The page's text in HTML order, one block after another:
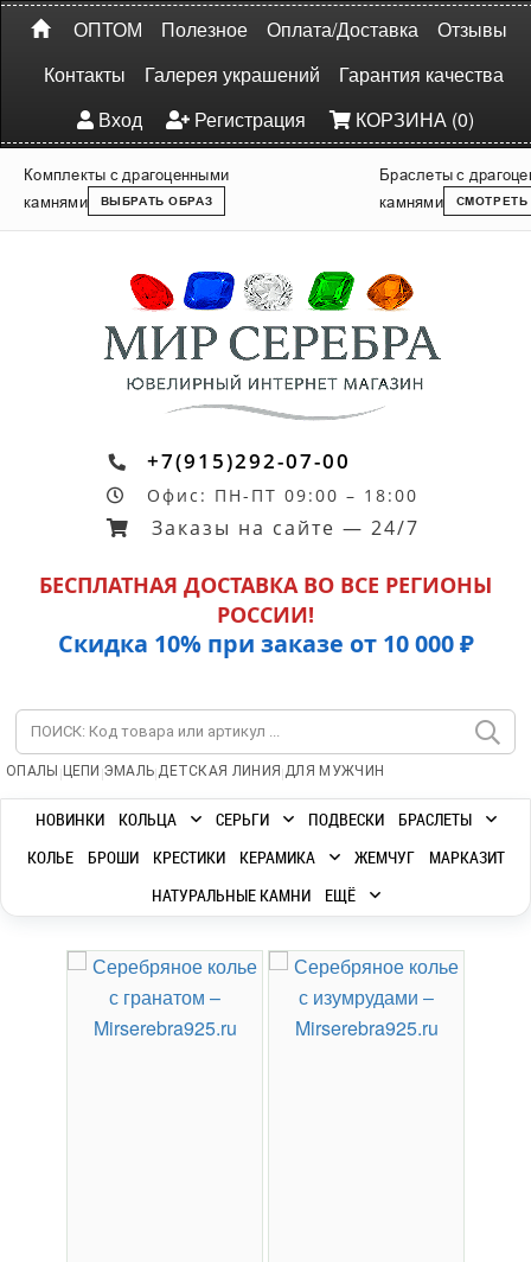
ОПТОМ Полезное Оплата/Доставка
Отзывы
Контакты
Галерея украшений
Гарантия качества
Вход
Регистрация КОРЗИНА (0)
Комплекты с драгоценными
камнями
ВЫБРАТЬ ОБРАЗ
Браслеты с
камнями
СМОТРЕТЬ
+7(915)292-07-00
Офис: ПН-ПТ 09:00 – 18:00
Заказы на сайте — 24/7
БЕСПЛАТНАЯ ДОСТАВКА ВО ВСЕ РЕГИОНЫ
РОССИИ!
Скидка 10% при заказе от 10 000 ₽
ОПАЛЫ | ЦЕПИ |ЭМАЛЬ|ДЕТСКАЯ ЛИНИЯ |ДЛЯ МУЖЧИН
НОВИНКИ КОЛЬЦА СЕРЬГИ ПОДВЕСКИ
БРАСЛЕТЫ
КОЛЬЕ
БРОШИ КРЕСТИКИ КЕРАМИКА ЖЕМЧУГ
МАРКАЗИТ
НАТУРАЛЬНЫЕ КАМНИ
ЕЩЁ